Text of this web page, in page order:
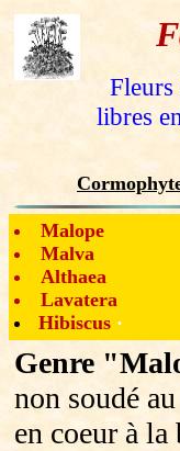
Fleurs
libres
Malope
Malva
Althaea
Lavatera
Hibiscus ·
Genre
non soudé
en coeur à la